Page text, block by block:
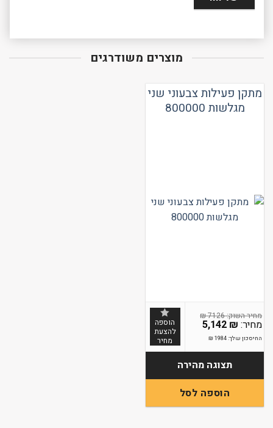
מוצרים משודרגים
מתקן פעילות צבעוני שני
מגלשות 800000
7126
₪
5,142 ₪
החיסכון שלך:1984
₪
הוספה
להצעת
מחיר
תצוגה מהירה
הוספה לסל